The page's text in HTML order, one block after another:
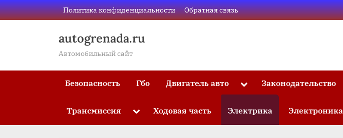
Skip
to
Политика конфиденциальности Обратная связь
autogrenada.ru
Автомобильный сайт
Безопасность Гбо Двигатель авто Toggle
sub-
Законодательство
Трансмиссия Toggle
menu
Ходовая часть Электрика Электроника